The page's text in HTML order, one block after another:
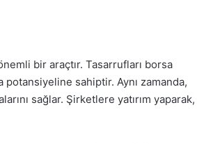
bir araçtır. Tasarrufları borsa
potansiyeline sahiptir. Aynı zamanda,
sağlar. Şirketlere yatırım yaparak,